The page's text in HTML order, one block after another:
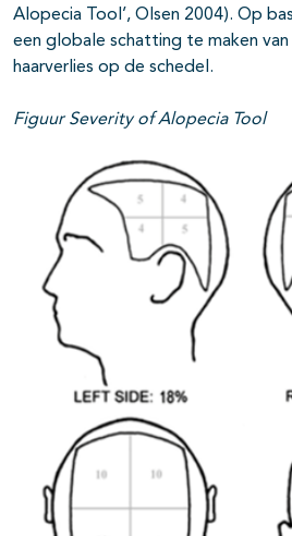
Alopecia Tool’, Olsen 2004). Op
een globale schatting te maken
haarverlies op de schedel.
Figuur Severity of Alopecia Tool